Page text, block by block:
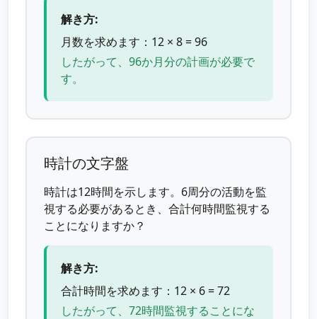
解き方:
月数を求めます：12 × 8 = 96
したがって、96か月分の計画が必要で
す。
時計の文字盤
時計は12時間を示します。6周分の活動を監
視する必要があるとき、合計何時間監視する
ことになりますか？
解き方:
合計時間を求めます：12 × 6 = 72
したがって、72時間監視することにな